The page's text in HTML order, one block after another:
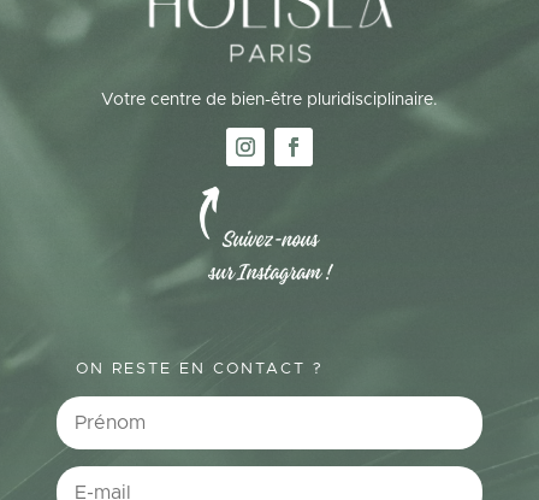
Votre centre de bien-être pluridisciplinaire.
ON RESTE EN CONTACT ?